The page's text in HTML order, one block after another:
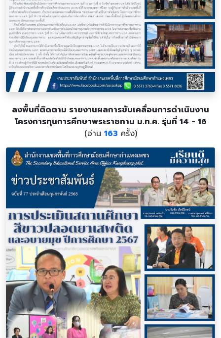
ลงพื้นที่ติดตาม รายงานผลการขับเคลื่อนการดำเนินงาน
โครงการทุนการศึกษาพระราชทาน ม.ท.ศ. รุ่นที่ 14 - 16
(อ่าน 163 ครั้ง)